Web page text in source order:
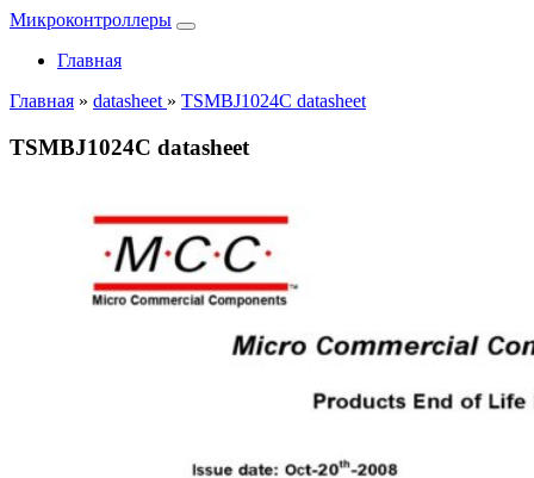
Микроконтроллеры
Главная
Главная » datasheet » TSMBJ1024C datasheet
TSMBJ1024C datasheet